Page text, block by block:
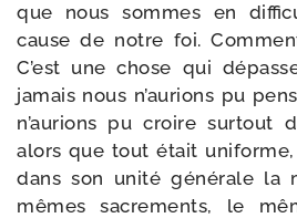
que nous sommes en
cause de notre foi.
C’est une chose qui
jamais nous n’aurions pu
n’aurions pu croire sur­tout
alors que tout était uni­forme,
dans son uni­té géné­rale la
mêmes sacre­ments, le